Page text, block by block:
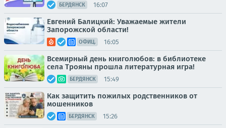
БЕРДЯНСК 16:07
Евгений Балицкий: Уважаемые жители
Запорожской области!
ОФИЦ. 16:05
Всемирный день книголюбов: в библиотеке
села Трояны прошла литературная игра!
БЕРДЯНСК 15:49
Как защитить пожилых родственников от
мошенников
БЕРДЯНСК 15:26